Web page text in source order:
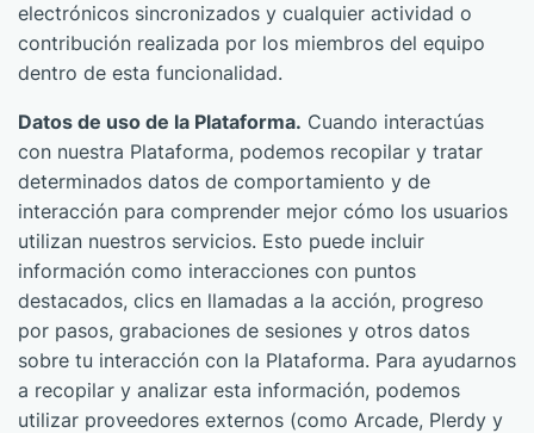
electrónicos sincronizados y cualquier actividad o
contribución realizada por los miembros del equipo
dentro de esta funcionalidad.
Datos de uso de la Plataforma. Cuando interactúas
con nuestra Plataforma, podemos recopilar y tratar
determinados datos de comportamiento y de
interacción para comprender mejor cómo los usuarios
utilizan nuestros servicios. Esto puede incluir
información como interacciones con puntos
destacados, clics en llamadas a la acción, progreso
por pasos, grabaciones de sesiones y otros datos
sobre tu interacción con la Plataforma. Para ayudarnos
a recopilar y analizar esta información, podemos
utilizar proveedores externos (como Arcade, Plerdy y